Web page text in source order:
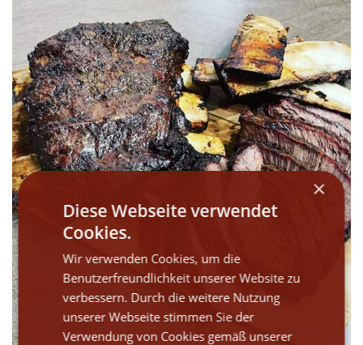
WÜ I GRÖSSA SENG
×
Diese Webseite verwendet
Cookies.
Wir verwenden Cookies, um die
Benutzerfreundlichkeit unserer Website zu
verbessern. Durch die weitere Nutzung
unserer Webseite stimmen Sie der
Verwendung von Cookies gemäß unserer